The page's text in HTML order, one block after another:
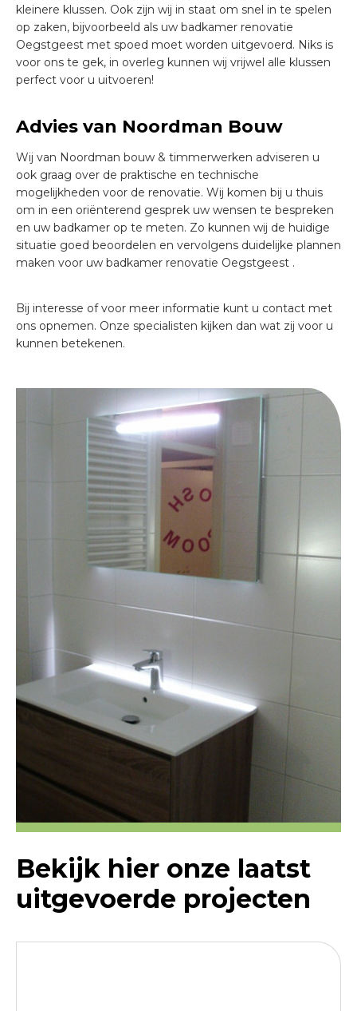
kleinere klussen. Ook zijn wij in staat om snel in te spelen
op zaken, bijvoorbeeld als uw badkamer renovatie
Oegstgeest met spoed moet worden uitgevoerd. Niks is
voor ons te gek, in overleg kunnen wij vrijwel alle klussen
perfect voor u uitvoeren!
Advies van Noordman Bouw
Wij van Noordman bouw & timmerwerken adviseren u
ook graag over de praktische en technische
mogelijkheden voor de renovatie. Wij komen bij u thuis
om in een oriënterend gesprek uw wensen te bespreken
en uw badkamer op te meten. Zo kunnen wij de huidige
situatie goed beoordelen en vervolgens duidelijke plannen
maken voor uw badkamer renovatie Oegstgeest .
Bij interesse of voor meer informatie kunt u contact met
ons opnemen. Onze specialisten kijken dan wat zij voor u
kunnen betekenen.
Bekijk hier onze laatst
uitgevoerde projecten